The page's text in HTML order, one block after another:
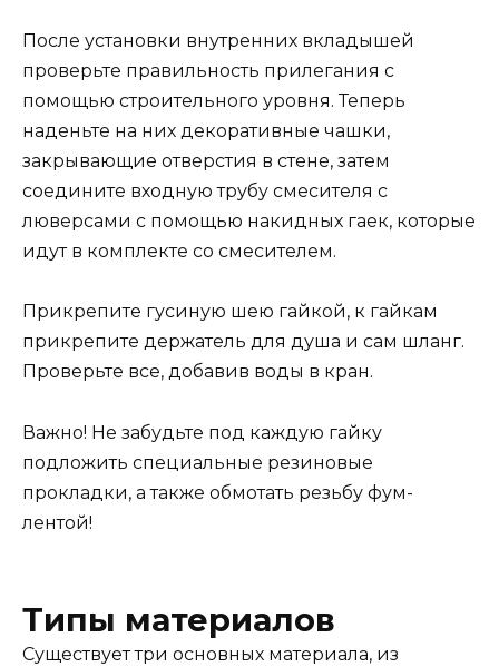
После установки внутренних вкладышей
проверьте правильность прилегания с
помощью строительного уровня. Теперь
наденьте на них декоративные чашки,
закрывающие отверстия в стене, затем
соедините входную трубу смесителя с
люверсами с помощью накидных гаек, которые
идут в комплекте со смесителем.
Прикрепите гусиную шею гайкой, к гайкам
прикрепите держатель для душа и сам шланг.
Проверьте все, добавив воды в кран.
Важно! Не забудьте под каждую гайку
подложить специальные резиновые
прокладки, а также обмотать резьбу фум-
лентой!
Типы материалов
Существует три основных материала, из